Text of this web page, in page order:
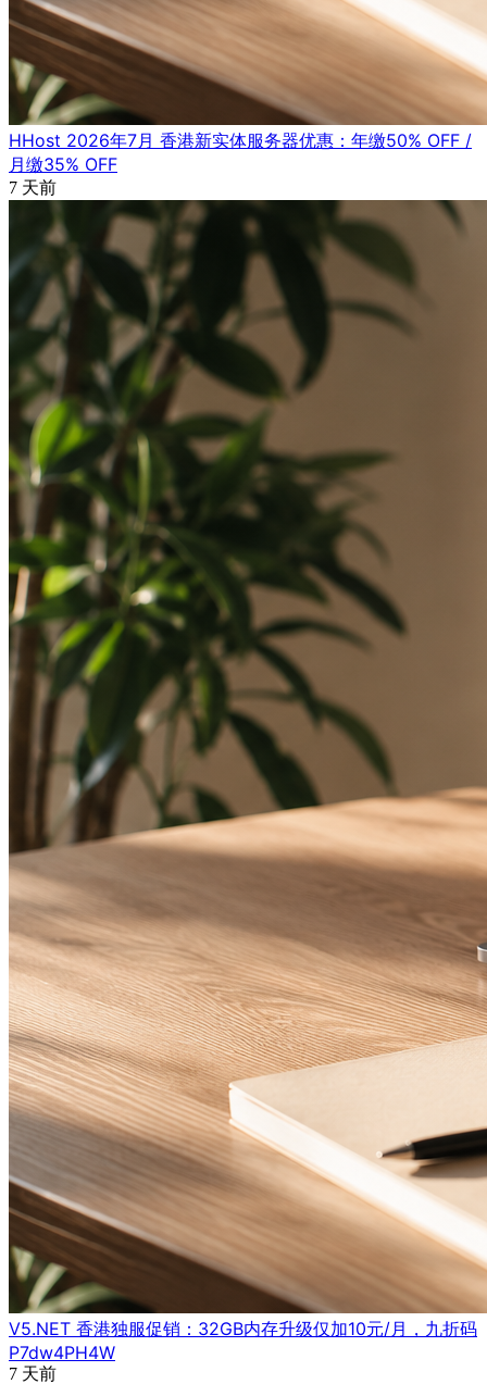
HHost 2026年7月 香港新实体服务器优惠：年缴50% OFF /
月缴35% OFF
7 天前
V5.NET 香港独服促销：32GB内存升级仅加10元/月，九折码
P7dw4PH4W
7 天前